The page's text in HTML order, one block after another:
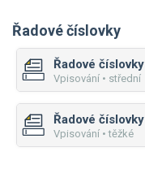
Řadové číslovky
Řadové číslovky
Vpisování • střední
Řadové číslovky
Vpisování • těžké